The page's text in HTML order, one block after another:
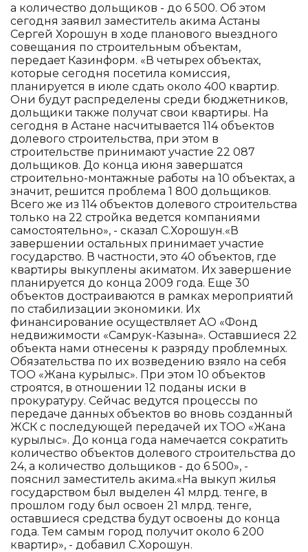
а количество дольщиков - до 6 500. Об этом
сегодня заявил заместитель акима Астаны
Сергей Хорошун в ходе планового выездного
совещания по строительным объектам,
передает Казинформ. «В четырех объектах,
которые сегодня посетила комиссия,
планируется в июле сдать около 400 квартир.
Они будут распределены среди бюджетников,
дольщики также получат свои квартиры. На
сегодня в Астане насчитывается 114 объектов
долевого строительства, при этом в
строительстве принимают участие 22 087
дольщиков. До конца июня завершатся
строительно-монтажные работы на 10 объектах, а
значит, решится проблема 1 800 дольщиков.
Всего же из 114 объектов долевого строительства
только на 22 стройка ведется компаниями
самостоятельно», - сказал С.Хорошун.«В
завершении остальных принимает участие
государство. В частности, это 40 объектов, где
квартиры выкуплены акиматом. Их завершение
планируется до конца 2009 года. Еще 30
объектов достраиваются в рамках мероприятий
по стабилизации экономики. Их
финансирование осуществляет АО «Фонд
недвижимости «Самрук-Казына». Оставшиеся 22
объекта нами отнесены к разряду проблемных.
Обязательства по их возведению взяло на себя
ТОО «Жана курылыс». При этом 10 объектов
строятся, в отношении 12 поданы иски в
прокуратуру. Сейчас ведутся процессы по
передаче данных объектов во вновь созданный
ЖСК с последующей передачей их ТОО «Жана
курылыс». До конца года намечается сократить
количество объектов долевого строительства до
24, а количество дольщиков - до 6 500», -
пояснил заместитель акима.«На выкуп жилья
государством был выделен 41 млрд. тенге, в
прошлом году был освоен 21 млрд. тенге,
оставшиеся средства будут освоены до конца
года. Тем самым город получит около 6 200
квартир», - добавил С.Хорошун.